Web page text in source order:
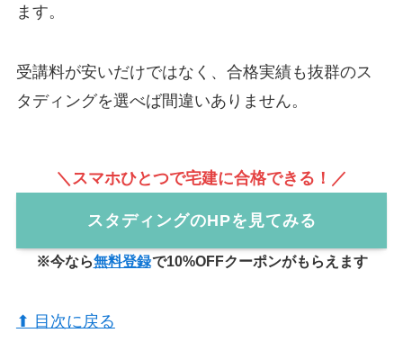
ます。
受講料が安いだけではなく、合格実績も抜群のス
タディングを選べば間違いありません。
＼スマホひとつで宅建に合格できる！／
スタディングのHPを見てみる
※今なら無料登録で10%OFFクーポンがもらえます
⬆︎ 目次に戻る